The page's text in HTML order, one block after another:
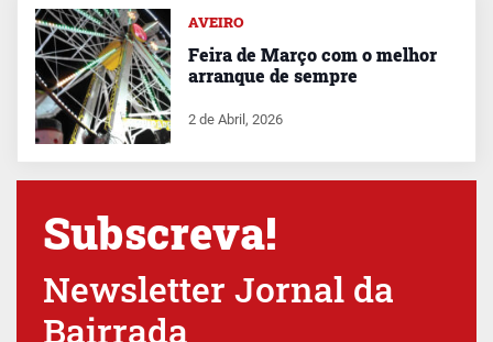
AVEIRO
Feira de Março com o melhor
arranque de sempre
2 de Abril, 2026
Subscreva!
Newsletter Jornal da
Bairrada